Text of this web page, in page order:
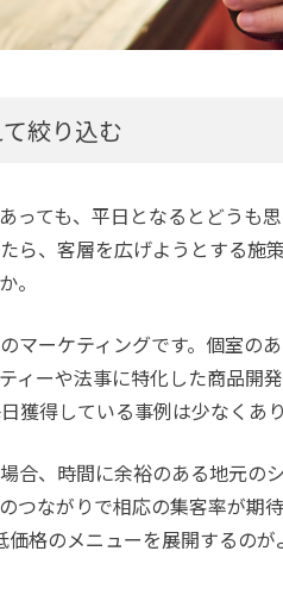
絞り込む
っても、平日となるとどうも
ら、客層を広げようとする施
。
マーケティングです。個室の
ィーや法事に特化した商品開
獲得している事例は少なくあり
合、時間に余裕のある地元の
つながりで相応の集客率が期
格のメニューを展開するのが